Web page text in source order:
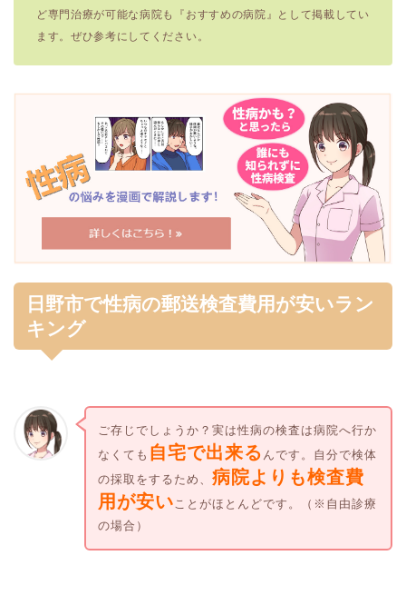
ど専門治療が可能な病院も『おすすめの病院』として掲載してい
ます。ぜひ参考にしてください。
日野市で性病の郵送検査費用が安いラン
キング
ご存じでしょうか？実は性病の検査は病院へ行か
なくても 自宅で出来る んです。自分で検体
の採取をするため、 病院よりも検査費
用が安いことがほとんどです。（※自由診療
の場合）